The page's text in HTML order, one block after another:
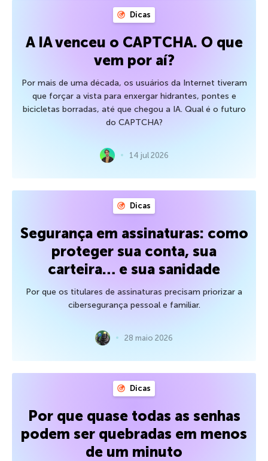
Dicas
A IA venceu o CAPTCHA. O que
vem por aí?
Por mais de uma década, os usuários da Internet tiveram
que forçar a vista para enxergar hidrantes, pontes e
bicicletas borradas, até que chegou a IA. Qual é o futuro
do CAPTCHA?
14 jul 2026
Dicas
Segurança em assinaturas: como
proteger sua conta, sua
carteira… e sua sanidade
Por que os titulares de assinaturas precisam priorizar a
cibersegurança pessoal e familiar.
28 maio 2026
Dicas
Por que quase todas as senhas
podem ser quebradas em menos
de um minuto